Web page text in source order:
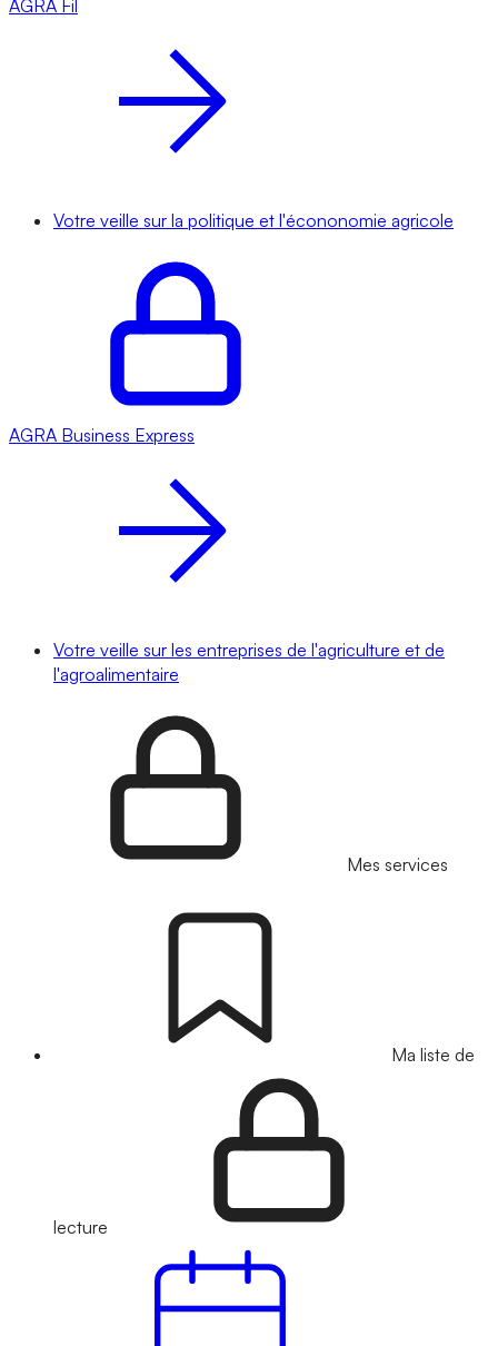
AGRA Fil
Votre veille sur la politique et l'écononomie agricole
AGRA Business Express
Votre veille sur les entreprises de l'agriculture et de
l'agroalimentaire
Mes services
Ma liste de
lecture